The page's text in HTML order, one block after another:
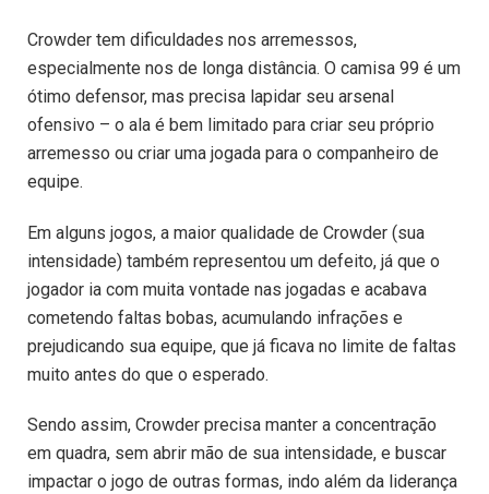
Crowder tem dificuldades nos arremessos,
especialmente nos de longa distância. O camisa 99 é um
ótimo defensor, mas precisa lapidar seu arsenal
ofensivo – o ala é bem limitado para criar seu próprio
arremesso ou criar uma jogada para o companheiro de
equipe.
Em alguns jogos, a maior qualidade de Crowder (sua
intensidade) também representou um defeito, já que o
jogador ia com muita vontade nas jogadas e acabava
cometendo faltas bobas, acumulando infrações e
prejudicando sua equipe, que já ficava no limite de faltas
muito antes do que o esperado.
Sendo assim, Crowder precisa manter a concentração
em quadra, sem abrir mão de sua intensidade, e buscar
impactar o jogo de outras formas, indo além da liderança